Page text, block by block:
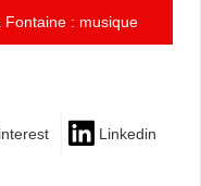
: musique
Linkedin